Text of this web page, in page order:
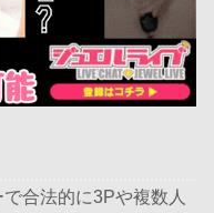
合法的に3Pや複数人